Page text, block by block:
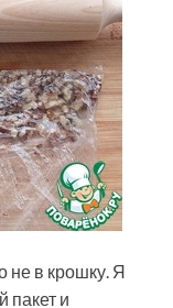
не в крошку. Я
пакет и